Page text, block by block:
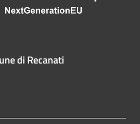
di Recanati